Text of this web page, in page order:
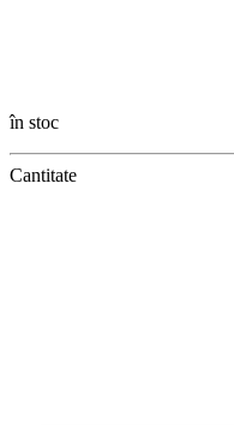
în stoc
Cantitate